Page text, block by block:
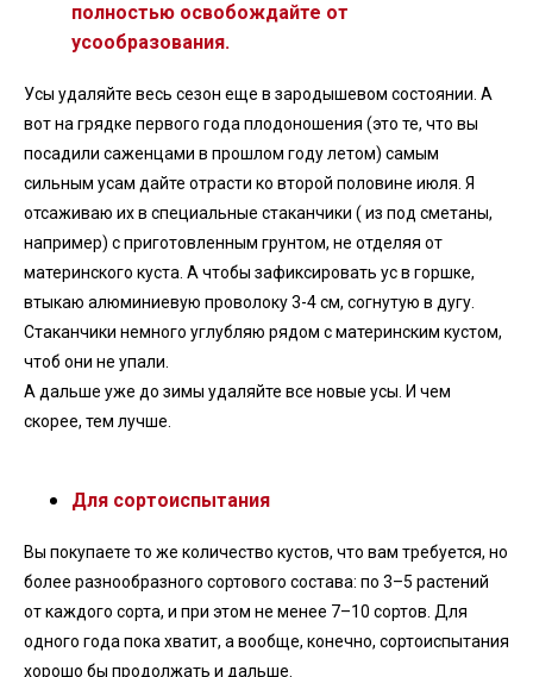
полностью освобождайте от
усообразования.
Усы удаляйте весь сезон еще в зародышевом состоянии. А
вот на грядке первого года плодоношения (это те, что вы
посадили саженцами в прошлом году летом) самым
сильным усам дайте отрасти ко второй половине июля. Я
отсаживаю их в специальные стаканчики ( из под сметаны,
например) с приготовленным грунтом, не отделяя от
материнского куста. А чтобы зафиксировать ус в горшке,
втыкаю алюминиевую проволоку 3-4 см, согнутую в дугу.
Стаканчики немного углубляю рядом с материнским кустом,
чтоб они не упали.
А дальше уже до зимы удаляйте все новые усы. И чем
скорее, тем лучше.
Для сортоиспытания
Вы покупаете то же количество кустов, что вам требуется, но
более разнообразного сортового состава: по 3–5 растений
от каждого сорта, и при этом не менее 7–10 сортов. Для
одного года пока хватит, а вообще, конечно, сортоиспытания
хорошо бы продолжать и дальше.